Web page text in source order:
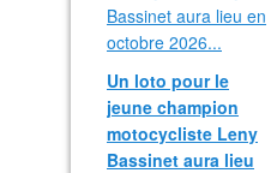
Un loto pour le
jeune champion
motocycliste Leny
Bassinet aura lieu